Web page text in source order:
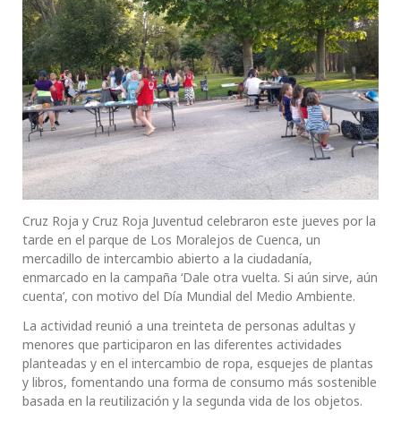
Cruz Roja y Cruz Roja Juventud celebraron este jueves por la
tarde en el parque de Los Moralejos de Cuenca, un
mercadillo de intercambio abierto a la ciudadanía,
enmarcado en la campaña ‘Dale otra vuelta. Si aún sirve, aún
cuenta’, con motivo del Día Mundial del Medio Ambiente.
La actividad reunió a una treinteta de personas adultas y
menores que participaron en las diferentes actividades
planteadas y en el intercambio de ropa, esquejes de plantas
y libros, fomentando una forma de consumo más sostenible
basada en la reutilización y la segunda vida de los objetos.